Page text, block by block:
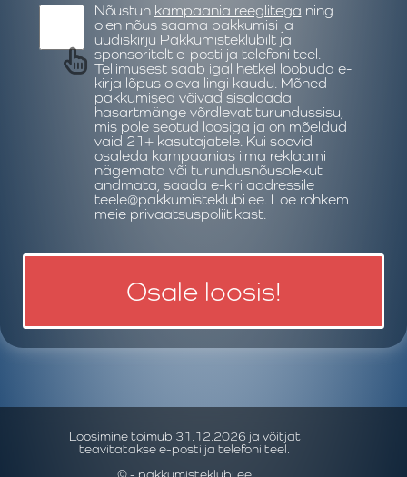
Nõustun kampaania reeglitega ning
olen nõus saama pakkumisi ja
uudiskirju Pakkumisteklubilt ja
sponsoritelt e-posti ja telefoni teel.
Tellimusest saab igal hetkel loobuda e-
kirja lõpus oleva lingi kaudu. Mõned
pakkumised võivad sisaldada
hasartmänge võrdlevat turundussisu,
mis pole seotud loosiga ja on mõeldud
vaid 21+ kasutajatele. Kui soovid
osaleda kampaanias ilma reklaami
nägemata või turundusnõusolekut
andmata, saada e-kiri aadressile
teele@pakkumisteklubi.ee. Loe rohkem
meie privaatsuspoliitikast.
Osale loosis!
Loosimine toimub 31.12.2026 ja võitjat
teavitatakse e-posti ja telefoni teel.
© - pakkumisteklubi.ee